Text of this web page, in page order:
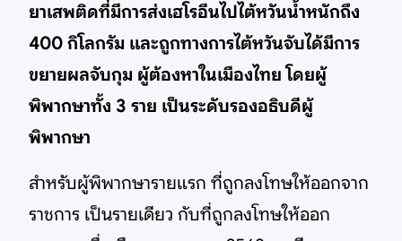
ยาเสพติดที่มีการส่งเฮโรอีนไปไต้หวันน้ำหนักถึง
400 กิโลกรัม และถูกทางการไต้หวันจับได้มีการ
ขยายผลจับกุม ผู้ต้องหาในเมืองไทย โดยผู้
พิพากษาทั้ง 3 ราย เป็นระดับรองอธิบดีผู้
พิพากษา
สำหรับผู้พิพากษารายแรก ที่ถูกลงโทษให้ออกจาก
ราชการ เป็นรายเดียว กับที่ถูกลงโทษให้ออก